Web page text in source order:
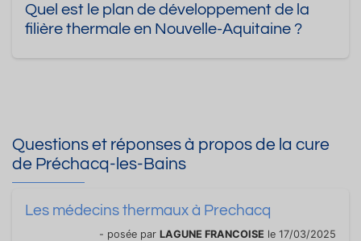
Quel est le plan de développement de la
filière thermale en Nouvelle-Aquitaine ?
Questions et réponses à propos de la cure
de Préchacq-les-Bains
Les médecins thermaux à Prechacq
- posée par LAGUNE FRANCOISE le 17/03/2025